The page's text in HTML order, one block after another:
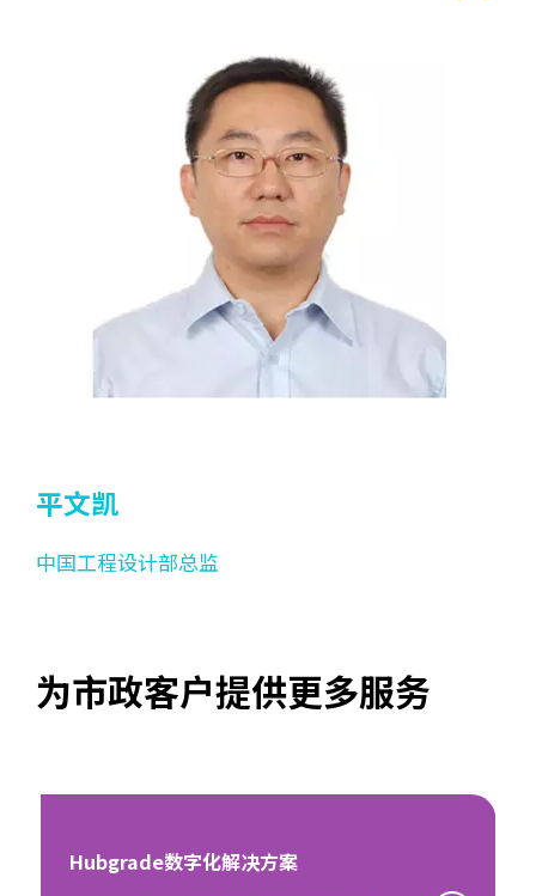
平文凯
中国工程设计部总监
为市政客户提供更多服务
Hubgrade数字化解决方案